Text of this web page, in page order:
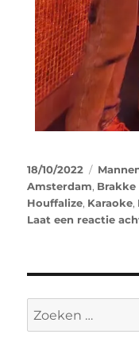
18/10/2022
Amsterdam, Brakke
Houffalize, Karaoke,
Laat een reactie